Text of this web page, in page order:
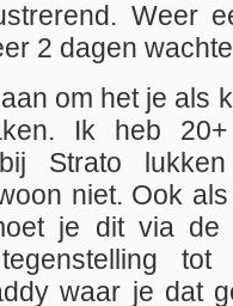
Weer
2 dagen
om het je als
Ik heb
Strato
niet. Ook
je dit via de
tot
waar je dat